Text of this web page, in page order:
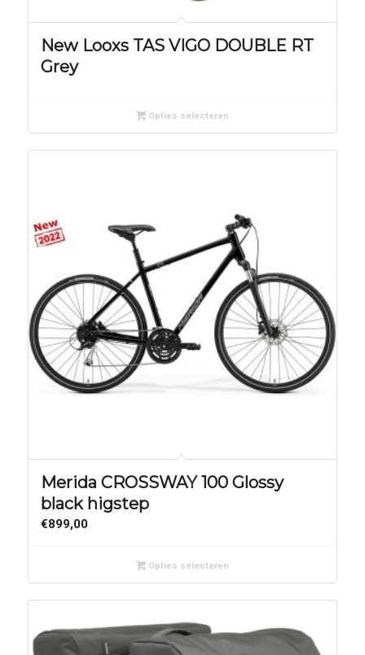
New Looxs TAS VIGO DOUBLE RT
Grey
Opties selecteren
Merida CROSSWAY 100 Glossy
black higstep
€899,00
Opties selecteren